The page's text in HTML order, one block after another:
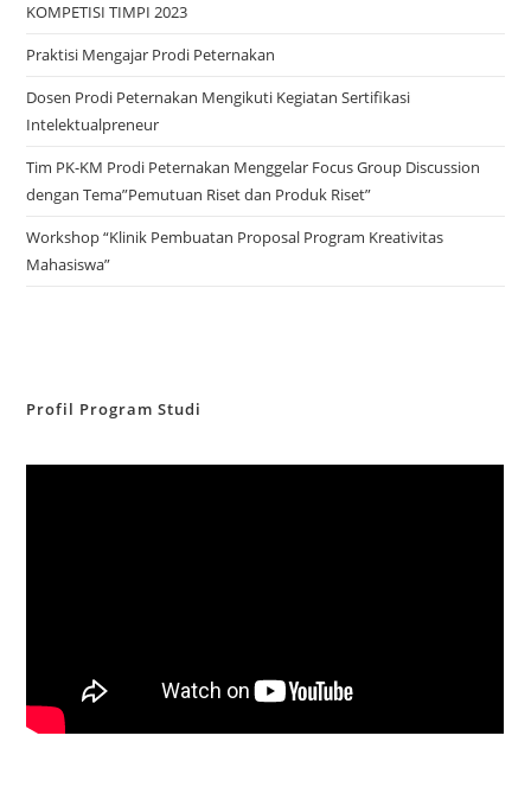
KOMPETISI TIMPI 2023
Praktisi Mengajar Prodi Peternakan
Dosen Prodi Peternakan Mengikuti Kegiatan Sertifikasi
Intelektualpreneur
Tim PK-KM Prodi Peternakan Menggelar Focus Group Discussion
dengan Tema”Pemutuan Riset dan Produk Riset”
Workshop “Klinik Pembuatan Proposal Program Kreativitas
Mahasiswa”
Profil Program Studi